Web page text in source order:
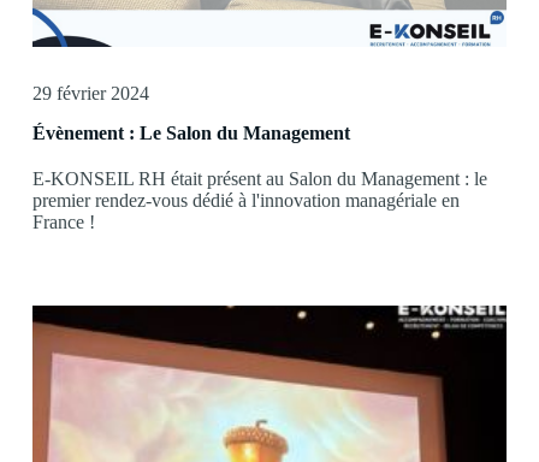
29 février 2024
Évènement : Le Salon du Management
E-KONSEIL RH était présent au Salon du Management : le
premier rendez-vous dédié à l'innovation managériale en
France !